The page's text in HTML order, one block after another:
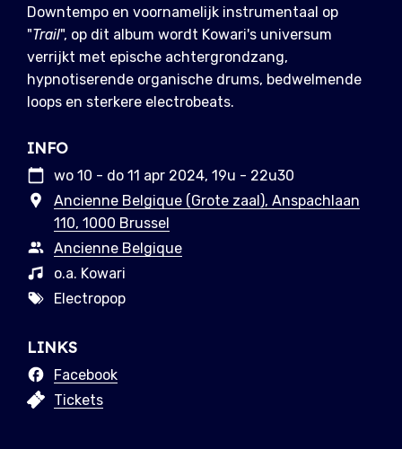
Downtempo en voornamelijk instrumentaal op
"Trail", op dit album wordt Kowari's universum
verrijkt met epische achtergrondzang,
hypnotiserende organische drums, bedwelmende
loops en sterkere electrobeats.
INFO
wo 10 - do 11 apr 2024, 19u - 22u30
Ancienne Belgique (Grote zaal), Anspachlaan
110, 1000 Brussel
Ancienne Belgique
o.a. Kowari
Electropop
LINKS
Facebook
Tickets